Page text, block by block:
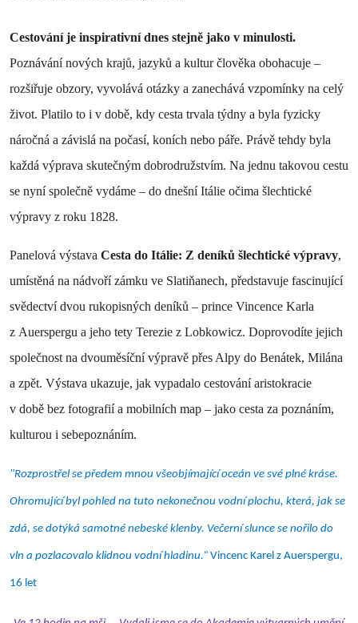
Cestování je inspirativní dnes stejně jako v minulosti.
Poznávání nových krajů, jazyků a kultur člověka obohacuje –
rozšiřuje obzory, vyvolává otázky a zanechává vzpomínky na celý
život. Platilo to i v době, kdy cesta trvala týdny a byla fyzicky
náročná a závislá na počasí, koních nebo páře. Právě tehdy byla
každá výprava skutečným dobrodružstvím. Na jednu takovou cestu
se nyní společně vydáme – do dnešní Itálie očima šlechtické
výpravy z roku 1828.
Panelová výstava Cesta do Itálie: Z deníků šlechtické výpravy,
umístěná na nádvoří zámku ve Slatiňanech, představuje fascinující
svědectví dvou rukopisných deníků – prince Vincence Karla
z Auerspergu a jeho tety Terezie z Lobkowicz. Doprovodíte jejich
společnost na dvouměsíční výpravě přes Alpy do Benátek, Milána
a zpět. Výstava ukazuje, jak vypadalo cestování aristokracie
v době bez fotografií a mobilních map – jako cesta za poznáním,
kulturou i sebepoznáním.
"Rozprostřel se předem mnou všeobjímající oceán ve své plné kráse.
Ohromující byl pohled na tuto nekonečnou vodní plochu, která, jak se
zdá, se dotýká samotné nebeské klenby. Večerní slunce se nořilo do
vln a pozlacovalo klidnou vodní hladinu.“ Vincenc Karel z Auerspergu,
16 let